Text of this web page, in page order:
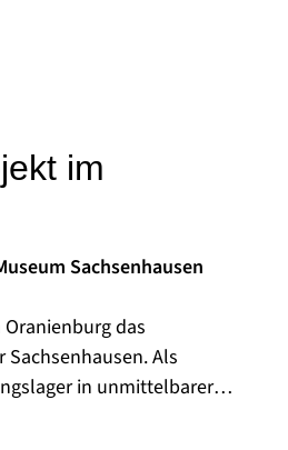
im
Sachsenhausen
das
Als
in unmittelbarer
eine Sonderstellung im